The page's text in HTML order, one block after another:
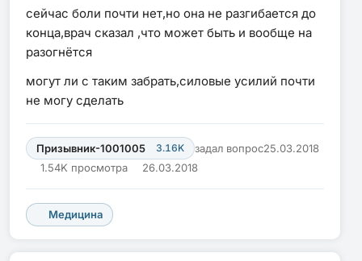
сейчас боли почти нет,но она не разгибается до
конца,врач сказал ,что может быть и вообще на
разогнётся
могут ли с таким забрать,силовые усилий почти
не могу сделать
Призывник-1001005 3.16K задал вопрос25.03.2018
1.54K просмотра
26.03.2018
Медицина